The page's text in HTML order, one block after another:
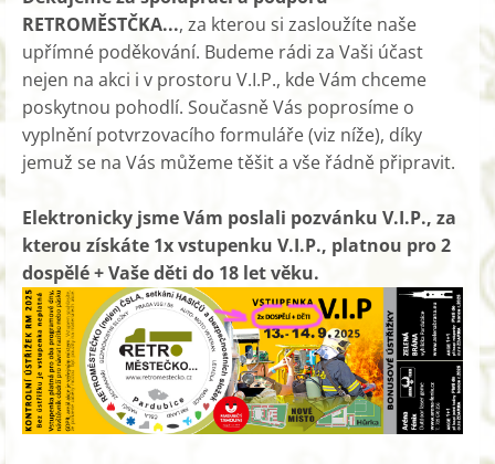
RETROMĚSTČKA..., za kterou si zasloužíte naše
upřímné poděkování. Budeme rádi za Vaši účast
nejen na akci i v prostoru V.I.P., kde Vám chceme
poskytnou pohodlí. Současně Vás poprosíme o
vyplnění potvrzovacího formuláře (viz níže), díky
jemuž se na Vás můžeme těšit a vše řádně připravit.
Elektronicky jsme Vám poslali pozvánku V.I.P., za
kterou získáte 1x vstupenku V.I.P., platnou pro 2
dospělé + Vaše děti do 18 let věku.